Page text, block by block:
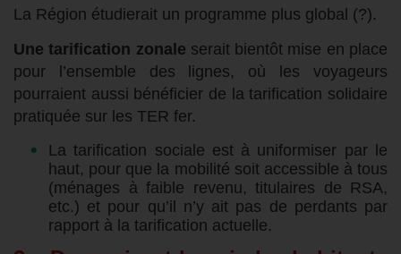
La Région étudierait un programme plus global (?).
Une tarification zonale serait bientôt mise en place
pour l’ensemble des lignes, où les voyageurs
pourraient aussi bénéficier de la tarification solidaire
pratiquée sur les TER fer.
La tarification sociale est à uniformiser par le
haut, pour que la mobilité soit accessible à tous
(ménages à faible revenu, titulaires de RSA,
etc.) et pour qu’il n’y ait pas de perdants par
rapport à la tarification actuelle.